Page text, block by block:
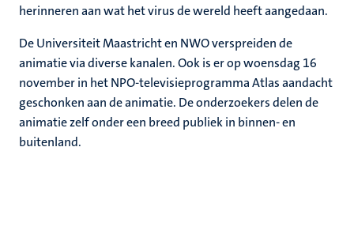
herinneren aan wat het virus de wereld heeft aangedaan.
De Universiteit Maastricht en NWO verspreiden de
animatie via diverse kanalen. Ook is er op woensdag 16
november in het NPO-televisieprogramma Atlas aandacht
geschonken aan de animatie. De onderzoekers delen de
animatie zelf onder een breed publiek in binnen- en
buitenland.